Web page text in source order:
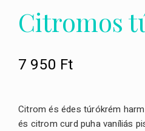
Citromos
7 950 Ft
Citrom és édes túrókrém
és citrom curd puha vaníliás